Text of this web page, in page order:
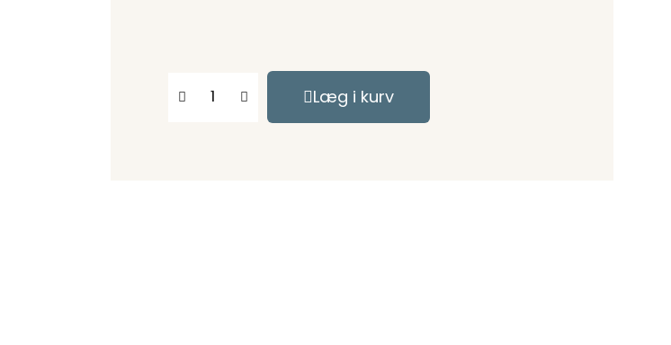
Læg i kurv